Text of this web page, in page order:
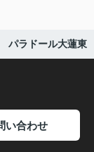
パラドール大蓮東
い合わせ